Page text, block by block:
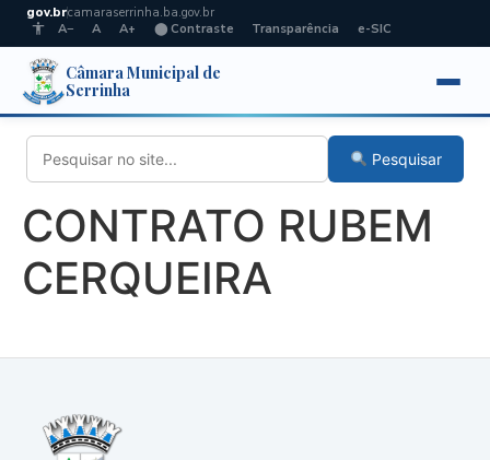
gov.brcamaraserrinha.ba.gov.br
A−
A A+ ⬤ Contraste Transparência e-SIC
Câmara Municipal de
Serrinha
Pesquisar
CONTRATO RUBEM
CERQUEIRA